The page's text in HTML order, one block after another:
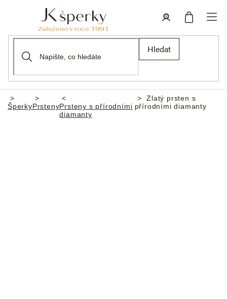
Hledat
Domů
ŠperkyPrstenyPrsteny s přírodními
diamanty
Zlatý prsten s
přírodními diamanty